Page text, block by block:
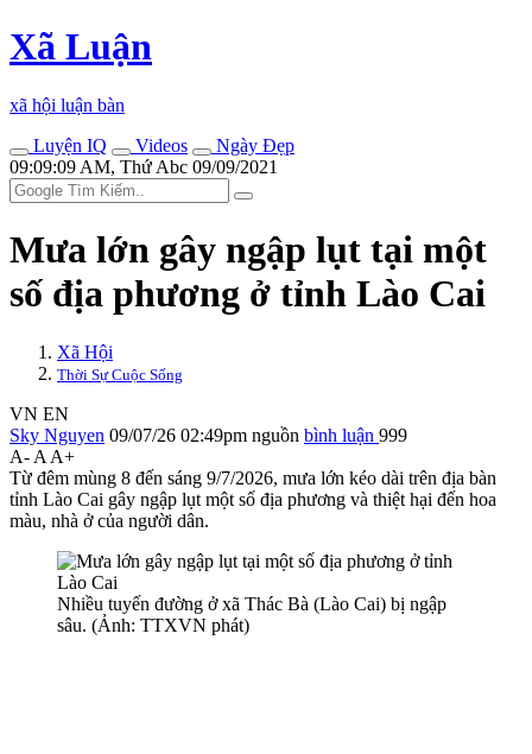
Xã Luận
xã hội luận bàn
Luyện IQ
Videos
Ngày Đẹp
09:09:09 AM, Thứ Abc 09/09/2021
Mưa lớn gây ngập lụt tại một
số địa phương ở tỉnh Lào Cai
Xã Hội
Thời Sự Cuộc Sống
VN EN
Sky Nguyen 09/07/26 02:49pm nguồn bình luận 999
A- A A+
Từ đêm mùng 8 đến sáng 9/7/2026, mưa lớn kéo dài trên địa bàn
tỉnh Lào Cai gây ngập lụt một số địa phương và thiệt hại đến hoa
màu, nhà ở của người dân.
Nhiều tuyến đường ở xã Thác Bà (Lào Cai) bị ngập
sâu. (Ảnh: TTXVN phát)